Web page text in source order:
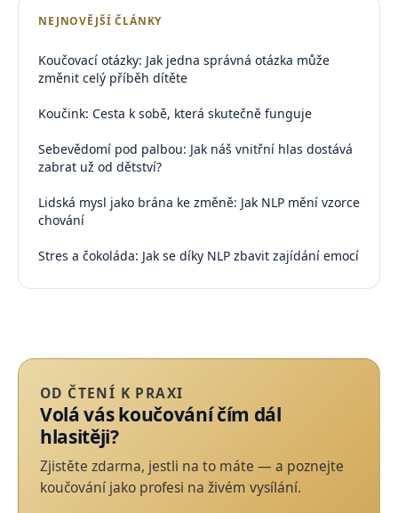
NEJNOVĚJŠÍ ČLÁNKY
Koučovací otázky: Jak jedna správná otázka může
změnit celý příběh dítěte
Koučink: Cesta k sobě, která skutečně funguje
Sebevědomí pod palbou: Jak náš vnitřní hlas dostává
zabrat už od dětství?
Lidská mysl jako brána ke změně: Jak NLP mění vzorce
chování
Stres a čokoláda: Jak se díky NLP zbavit zajídání emocí
OD ČTENÍ K PRAXI
Volá vás koučování čím dál
hlasitěji?
Zjistěte zdarma, jestli na to máte — a poznejte
koučování jako profesi na živém vysílání.